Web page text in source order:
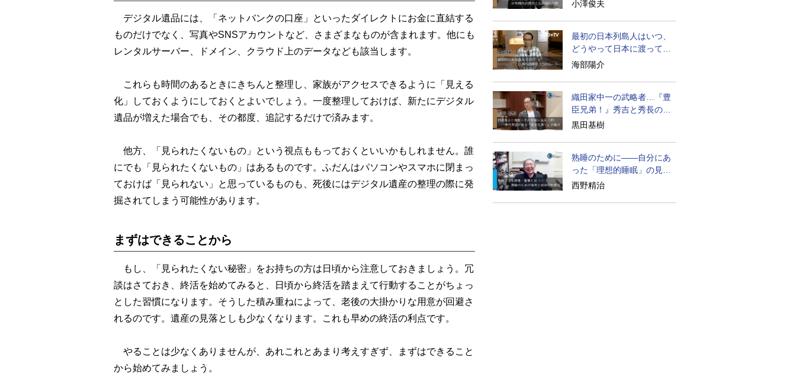
デジタル遺品には、「ネットバンクの口座」といったダイレクトにお金に直結する
ものだけでなく、写真やSNSアカウントなど、さまざまなものが含まれます。他にも
レンタルサーバー、ドメイン、クラウド上のデータなども該当します。
これらも時間のあるときにきちんと整理し、家族がアクセスできるように「見える
化」しておくようにしておくとよいでしょう。一度整理しておけば、新たにデジタル
遺品が増えた場合でも、その都度、追記するだけで済みます。
他方、「見られたくないもの」という視点ももっておくといいかもしれません。誰
にでも「見られたくないもの」はあるものです。ふだんはパソコンやスマホに閉まっ
ておけば「見られない」と思っているものも、死後にはデジタル遺産の整理の際に発
掘されてしまう可能性があります。
まずはできることから
もし、「見られたくない秘密」をお持ちの方は日頃から注意しておきましょう。冗
談はさておき、終活を始めてみると、日頃から終活を踏まえて行動することがちょっ
とした習慣になります。そうした積み重ねによって、老後の大掛かりな用意が回避さ
れるのです。遺産の見落としも少なくなります。これも早めの終活の利点です。
やることは少なくありませんが、あれこれとあまり考えすぎず、まずはできること
から始めてみましょう。
小澤俊夫
最初の日本列島人はいつ、
どうやって日本に渡ってき
たのか
海部陽介
織田家中一の武略者…『豊
臣兄弟！』秀吉と秀長の知
られざる実像
黒田基樹
熟睡のために――自分にあ
った「理想的睡眠」の見つ
け方
西野精治